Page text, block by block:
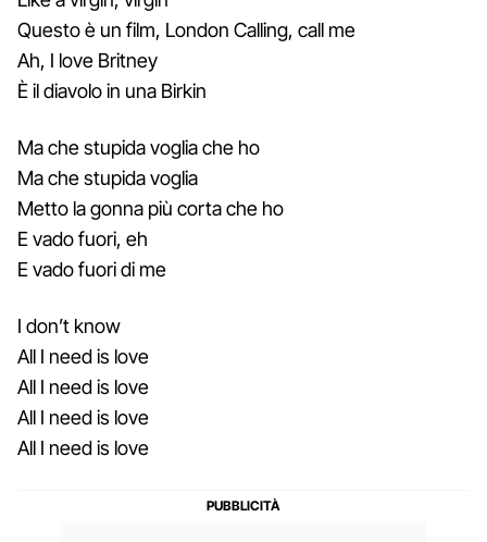
Questo è un film, London Calling, call me
Ah, I love Britney
È il diavolo in una Birkin
Ma che stupida voglia che ho
Ma che stupida voglia
Metto la gonna più corta che ho
E vado fuori, eh
E vado fuori di me
I don’t know
All I need is love
All I need is love
All I need is love
All I need is love